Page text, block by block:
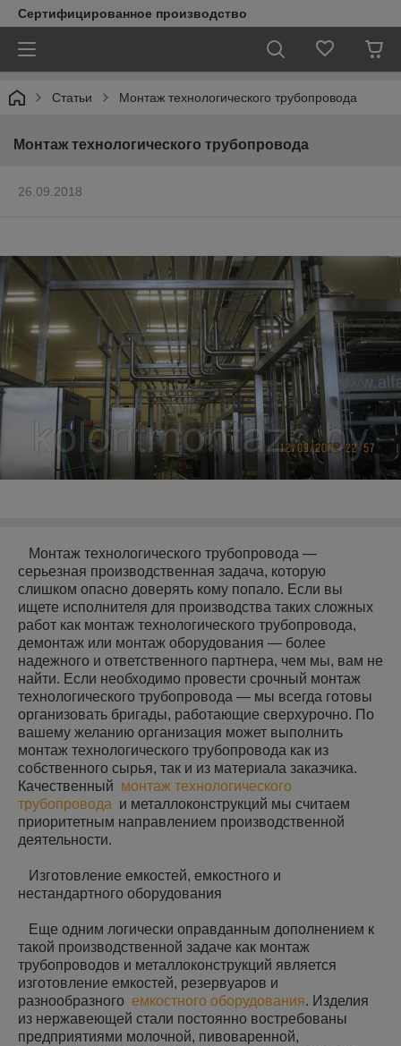
Сертифицированное производство
Статьи Монтаж технологического трубопровода
Монтаж технологического трубопровода
26.09.2018
Монтаж технологического трубопровода —
серьезная производственная задача, которую
слишком опасно доверять кому попало. Если вы
ищете исполнителя для производства таких сложных
работ как монтаж технологического трубопровода,
демонтаж или монтаж оборудования — более
надежного и ответственного партнера, чем мы, вам не
найти. Если необходимо провести срочный монтаж
технологического трубопровода — мы всегда готовы
организовать бригады, работающие сверхурочно. По
вашему желанию организация может выполнить
монтаж технологического трубопровода как из
собственного сырья, так и из материала заказчика.
Качественный монтаж технологического
трубопровода и металлоконструкций мы считаем
приоритетным направлением производственной
деятельности.
Изготовление емкостей, емкостного и
нестандартного оборудования
Еще одним логически оправданным дополнением к
такой производственной задаче как монтаж
трубопроводов и металлоконструкций является
изготовление емкостей, резервуаров и
разнообразного емкостного оборудования. Изделия
из нержавеющей стали постоянно востребованы
предприятиями молочной, пивоваренной,